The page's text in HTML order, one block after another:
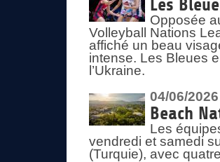
Les
Opposée
Volleyball Nations
affiché un beau
intense. Les Bleues
l’Ukraine.
04/06/2026
Beach
Les
vendredi et samedi
(Turquie), avec